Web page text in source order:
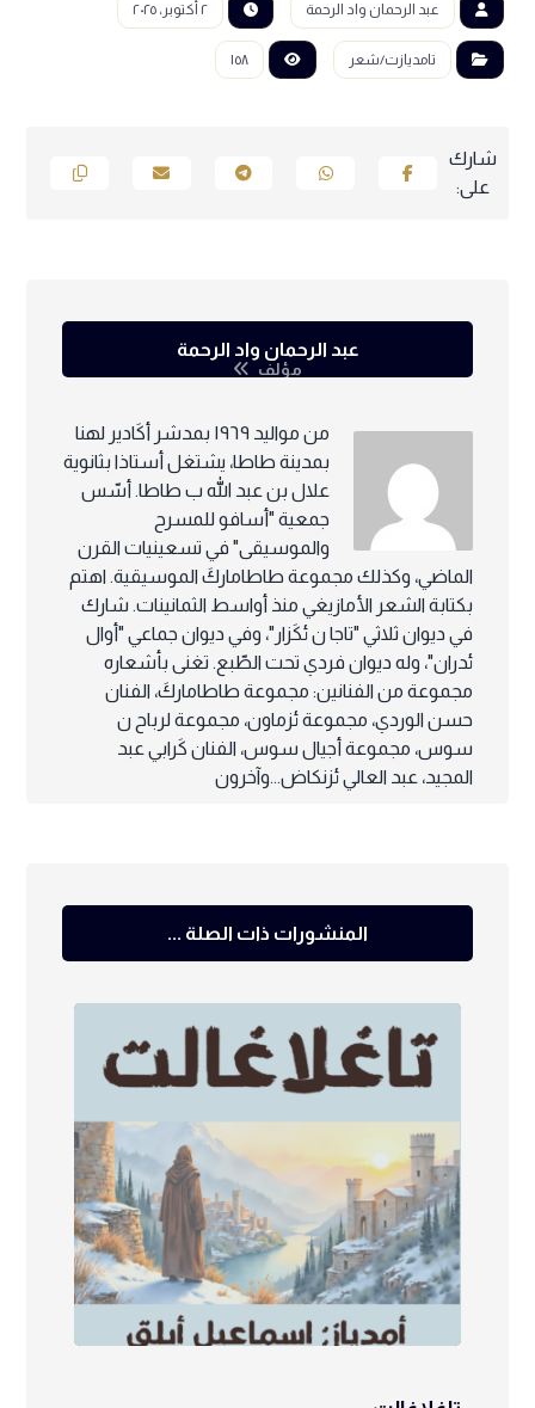
عبد الرحمان واد الرحمة ٢ أكتوبر، ٢٠٢٥
تامديازت/شعر ١٥٨
عبد الرحمان واد الرحمة
مؤلف
من مواليد ١٩٦٩ بمدشر أكَادير لهنا
بمدينة طاطا، يشتغل أستاذا بثانوية
علال بن عبد الله ب طاطا. أسّس
جمعية "أسافو للمسرح
والموسيقى" في تسعينيات القرن
الماضي، وكذلك مجموعة طاطاماركَ الموسيقية. اهتم
بكتابة الشعر الأمازيغي منذ أواسط الثمانينات. شارك
في ديوان ثلاثي "تاجا ن ئكَزار"، وفي ديوان جماعي "أوال
ئدران"، وله ديوان فردي تحت الطّبع. تغنى بأشعاره
مجموعة من الفنانين: مجموعة طاطاماركَ، الفنان
حسن الوردي، مجموعة ئزماون، مجموعة لرباح ن
سوس، مجموعة أجيال سوس، الفنان كَرابي عبد
المجيد، عبد العالي ئزنكاض...وآخرون
المنشورات ذات الصلة ...